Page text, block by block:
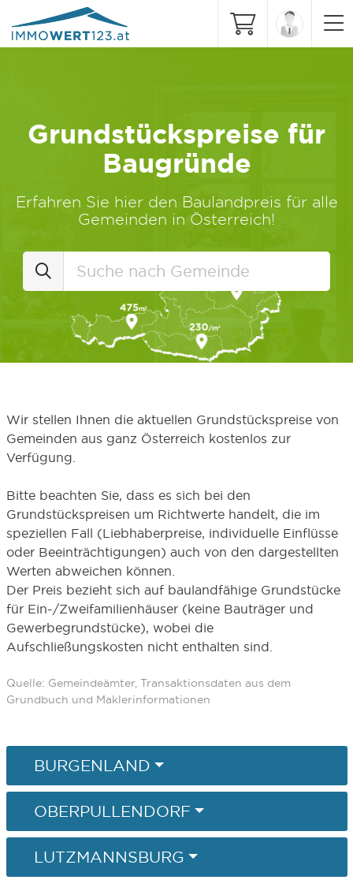
Grundstückspreise für
Baugründe
Erfahren Sie hier den Baulandpreis für alle
Gemeinden in Österreich!
Wir stellen Ihnen die aktuellen Grundstückspreise von
Gemeinden aus ganz Österreich kostenlos zur
Verfügung.
Bitte beachten Sie, dass es sich bei den
Grundstückspreisen um Richtwerte handelt, die im
speziellen Fall (Liebhaberpreise, individuelle Einflüsse
oder Beeinträchtigungen) auch von den dargestellten
Werten abweichen können.
Der Preis bezieht sich auf baulandfähige Grundstücke
für Ein-/Zweifamilienhäuser (keine Bauträger und
Gewerbegrundstücke), wobei die
Aufschließungskosten nicht enthalten sind.
Quelle: Gemeindeämter, Transaktionsdaten aus dem
Grundbuch und Maklerinformationen
BURGENLAND
OBERPULLENDORF
LUTZMANNSBURG